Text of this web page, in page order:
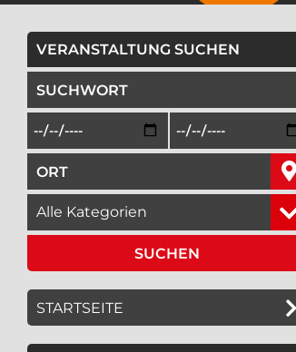
VERANSTALTUNG SUCHEN
Beginn des Suchzeitraums in der
Ende des
geben Sie den Ort ein, in dem Sie
wählen Sie eine
STARTSEITE